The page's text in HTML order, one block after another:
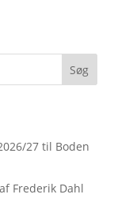
Søg
27 til Boden
Frederik Dahl